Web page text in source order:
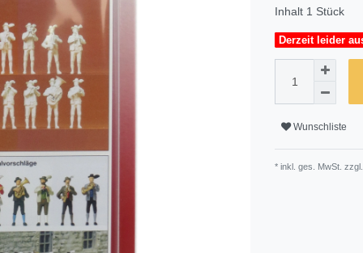
Inhalt 1 Stück
Derzeit leider
Wunschliste
* inkl. ges. MwSt. zzgl.